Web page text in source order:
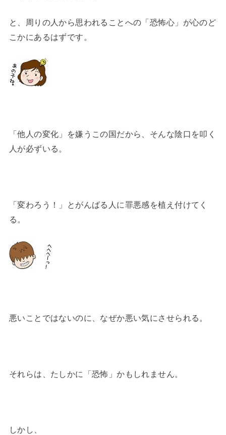
と、周りの人から思われることへの「恐怖心」が心のど
こかにあるはずです。
「他人の変化」を嫌うこの国だから、そんな陰口を叩く
人が必ずいる。
「変わろう！」とがんばる人に罪悪感を植え付けてく
る。
悪いことではないのに、なぜか悪い気にさせられる。
それらは、たしかに「恐怖」かもしれません。
しかし、